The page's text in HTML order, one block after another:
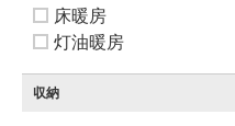
床暖房
灯油暖房
収納